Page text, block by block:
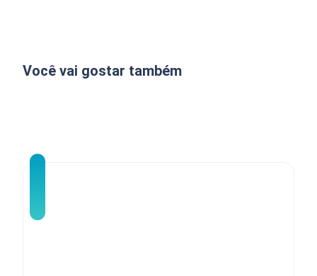
Você vai gostar também